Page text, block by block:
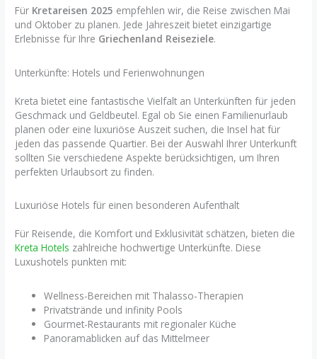
Für Kretareisen 2025 empfehlen wir, die Reise zwischen Mai
und Oktober zu planen. Jede Jahreszeit bietet einzigartige
Erlebnisse für Ihre Griechenland Reiseziele.
Unterkünfte: Hotels und Ferienwohnungen
Kreta bietet eine fantastische Vielfalt an Unterkünften für jeden
Geschmack und Geldbeutel. Egal ob Sie einen Familienurlaub
planen oder eine luxuriöse Auszeit suchen, die Insel hat für
jeden das passende Quartier. Bei der Auswahl Ihrer Unterkunft
sollten Sie verschiedene Aspekte berücksichtigen, um Ihren
perfekten Urlaubsort zu finden.
Luxuriöse Hotels für einen besonderen Aufenthalt
Für Reisende, die Komfort und Exklusivität schätzen, bieten die
Kreta Hotels zahlreiche hochwertige Unterkünfte. Diese
Luxushotels punkten mit:
Wellness-Bereichen mit Thalasso-Therapien
Privatstrände und infinity Pools
Gourmet-Restaurants mit regionaler Küche
Panoramablicken auf das Mittelmeer